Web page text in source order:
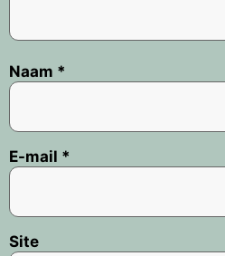
Naam *
E-mail *
Site